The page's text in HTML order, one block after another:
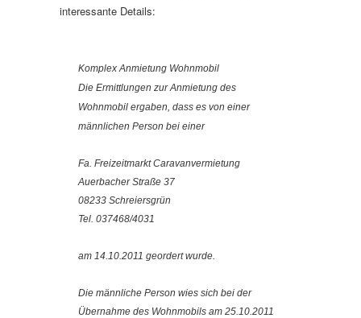
interessante Details:
Komplex Anmietung Wohnmobil
Die Ermittlungen zur Anmietung des
Wohnmobil ergaben, dass es von einer
männlichen Person bei einer
Fa. Freizeitmarkt Caravanvermietung
Auerbacher Straße 37
08233 Schreiersgrün
Tel. 037468/4031
am 14.10.2011 geordert wurde.
Die männliche Person wies sich bei der
Übernahme des Wohnmobils am 25.10.2011